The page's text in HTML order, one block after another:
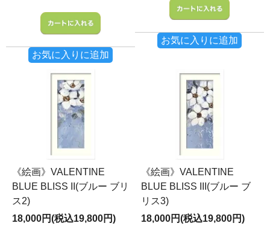
お気に入りに追加
お気に入りに追加
《絵画》VALENTINE
BLUE BLISS II(ブルー ブリ
ス2)
18,000円(税込19,800円)
《絵画》VALENTINE
BLUE BLISS III(ブルー ブ
リス3)
18,000円(税込19,800円)